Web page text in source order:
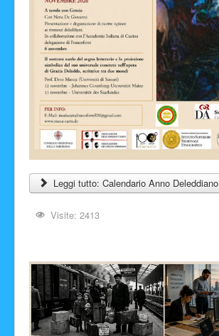
Leggi tutto: Calendario Anno Deleddiano
Visite: 2413